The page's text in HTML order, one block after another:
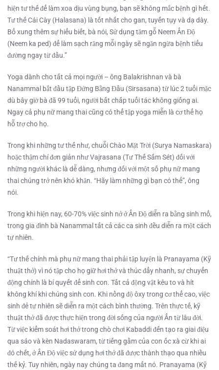
hiện tư thế để làm xoa dịu vùng bụng, bạn sẽ không mắc bệnh gì hết.
Tư thế Cái Cày (Halasana) là tốt nhất cho gan, tuyến tụy và dạ dày.
Bổ xung thêm sự hiểu biết, bà nói, Sử dụng tăm gỗ Neem Ấn Độ
(Neem ka ped) để làm sạch răng mỗi ngày sẽ ngăn ngừa bệnh tiểu
đường ngay từ đầu.”
Yoga dành cho tất cả mọi người – ông Balakrishnan và bà
Nanammal bắt đầu tập Đứng Bằng Đầu (Sirsasana) từ lúc 2 tuổi mặc
dù bây giờ bà đã 99 tuổi, người bất chấp tuổi tác không giống ai.
Ngay cả phụ nữ mang thai cũng có thể tập yoga miễn là cơ thể họ
hỗ trợ cho họ.
Trong khi những tư thế như, chuỗi Chào Mặt Trời (Surya Namaskara)
hoặc thậm chí đơn giản như Vajrasana (Tư Thế Sấm Sét) đối với
những người khác là dễ dàng, nhưng đối với một số phụ nữ mang
thai chúng trở nên khó khăn. “Hãy làm những gì bạn có thể”, ông
nói.
Trong khi hiện nay, 60-70% việc sinh nở ở Ấn Độ diễn ra bằng sinh mổ,
trong gia đình bà Nanammal tất cả các ca sinh đều diễn ra một cách
tự nhiên.
“Tư thế chính mà phụ nữ mang thai phải tập luyện là Pranayama (Kỹ
thuật thở) vì nó tập cho họ giữ hơi thở và thúc đẩy nhanh, sự chuyển
động chính là bí quyết để sinh con. Tất cả động vật kêu to và hít
không khí khi chúng sinh con. Khi nồng độ ôxy trong cơ thể cao, việc
sinh đẻ tự nhiên sẽ diễn ra một cách bình thường. Trên thực tế, kỹ
thuật thở đã được thực hiện trong đời sống của người Ấn từ lâu đời.
Từ việc kiểm soát hơi thở trong chò chơi Kabaddi đến tạo ra giai điệu
qua sáo và kèn Nadaswaram, từ tiếng gầm của con ốc xà cừ khi ai
đó chết, ở Ấn Độ việc sử dụng hơi thở đã được thành thạo qua nhiều
thế kỷ. Tuy nhiên, ngày nay chúng ta đang mất nó. Pranayama (Kỹ